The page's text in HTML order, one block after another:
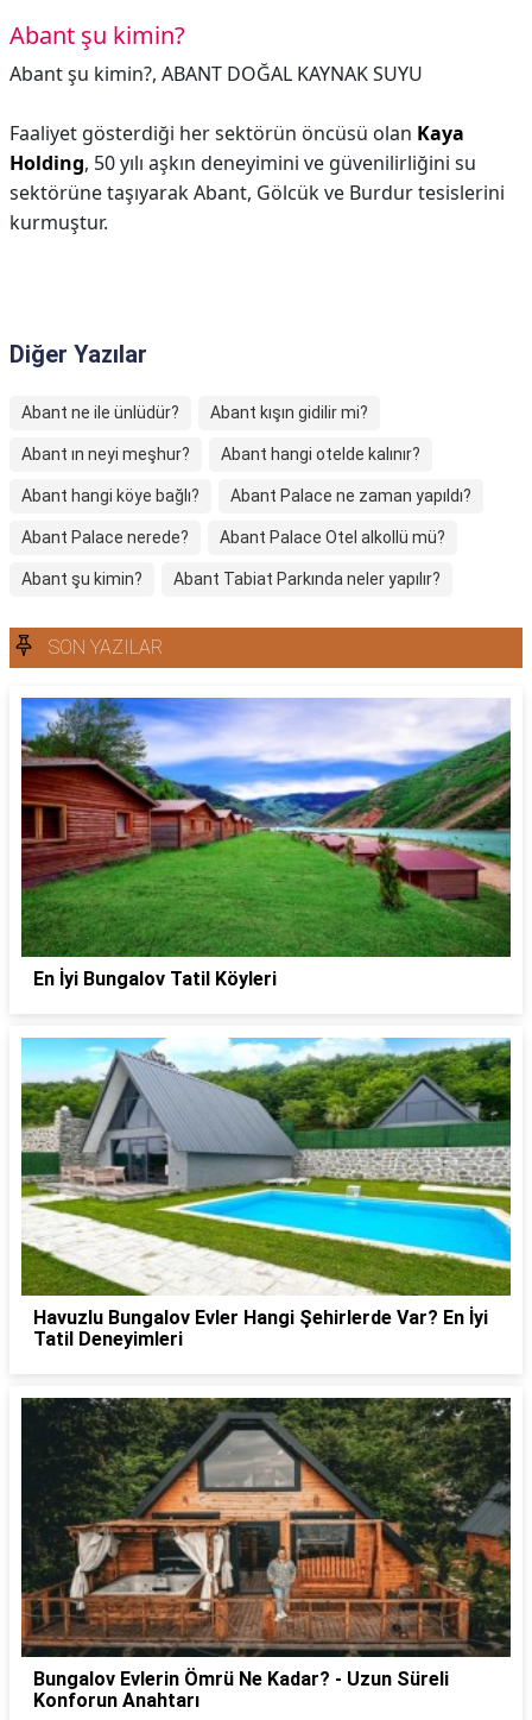
Abant şu kimin?
Abant şu kimin?, ABANT DOĞAL KAYNAK SUYU
Faaliyet gösterdiği her sektörün öncüsü olan Kaya
Holding, 50 yılı aşkın deneyimini ve güvenilirliğini su
sektörüne taşıyarak Abant, Gölcük ve Burdur tesislerini
kurmuştur.
Diğer Yazılar
Abant ne ile ünlüdür? Abant kışın gidilir mi?
Abant ın neyi meşhur? Abant hangi otelde kalınır?
Abant hangi köye bağlı? Abant Palace ne zaman yapıldı?
Abant Palace nerede? Abant Palace Otel alkollü mü?
Abant şu kimin? Abant Tabiat Parkında neler yapılır?
SON YAZILAR
En İyi Bungalov Tatil Köyleri
Havuzlu Bungalov Evler Hangi Şehirlerde Var? En İyi
Tatil Deneyimleri
Bungalov Evlerin Ömrü Ne Kadar? - Uzun Süreli
Konforun Anahtarı